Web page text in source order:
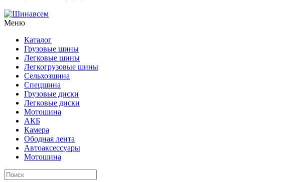
Меню
Каталог
Грузовые шины
Легковые шины
Легкогрузовые шины
Сельхозшина
Спецшина
Грузовые диски
Легковые диски
Мотошина
АКБ
Камера
Ободная лента
Автоаксессуары
Мотошина